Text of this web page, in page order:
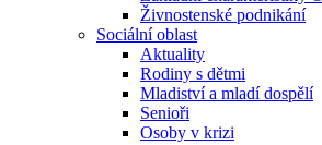
Živnostenské podnikání
Sociální oblast
Aktuality
Rodiny s dětmi
Mladiství a mladí dospělí
Senioři
Osoby v krizi